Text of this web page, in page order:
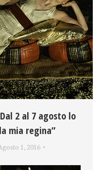
2 al 7 agosto lo
mia regina”
1, 2016